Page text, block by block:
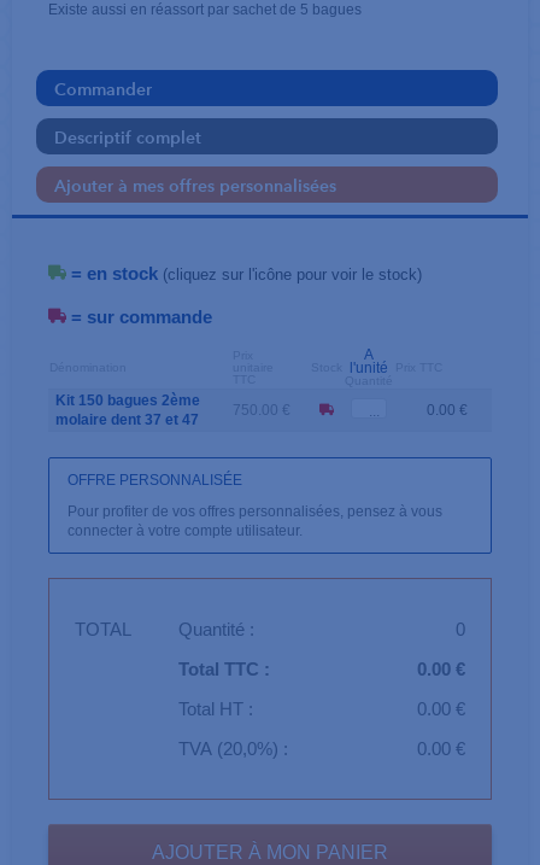
Existe aussi en réassort par sachet de 5 bagues
Commander
Descriptif complet
Ajouter à mes offres personnalisées
= en stock (cliquez sur l'icône pour voir le stock)
= sur commande
A
l'unité
Kit 150 bagues 2ème
molaire dent 37 et 47
750.00 € 0.00 €
OFFRE PERSONNALISÉE
Pour profiter de vos offres personnalisées, pensez à vous
connecter à votre compte utilisateur.
TOTAL Quantité :
0
Total TTC :
0.00 €
Total HT :
0.00 €
TVA (20,0%) :
0.00 €